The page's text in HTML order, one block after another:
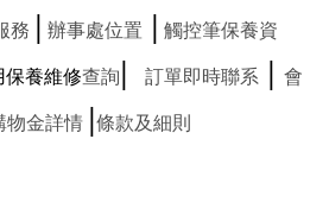
務 | 辦事處位置 | 觸控筆保養資
養維修查詢| 訂單即時聯系 | 會
物金詳情 |條款及細則